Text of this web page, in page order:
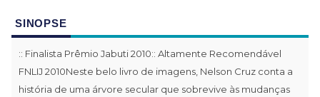
SINOPSE
:: Finalista Prêmio Jabuti 2010:: Altamente Recomendável
FNLIJ 2010Neste belo livro de imagens, Nelson Cruz conta a
história de uma árvore secular que sobrevive às mudanças